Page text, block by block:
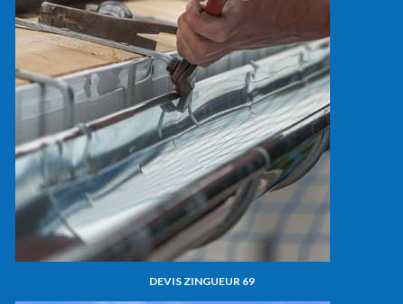
DEVIS ZINGUEUR 69